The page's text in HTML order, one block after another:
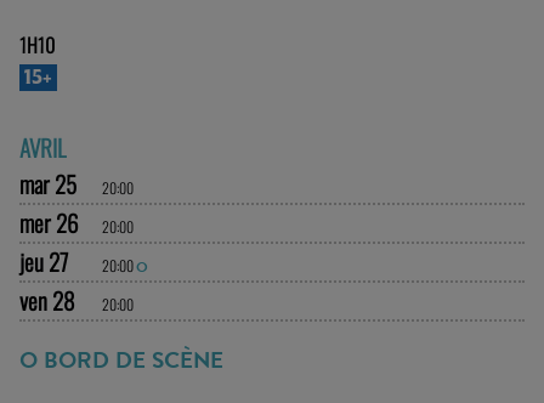
1H10
15+
AVRIL
mar 25
20:00
mer 26 20:00
jeu 27 20:00O
ven 28 20:00
O BORD DE SCÈNE